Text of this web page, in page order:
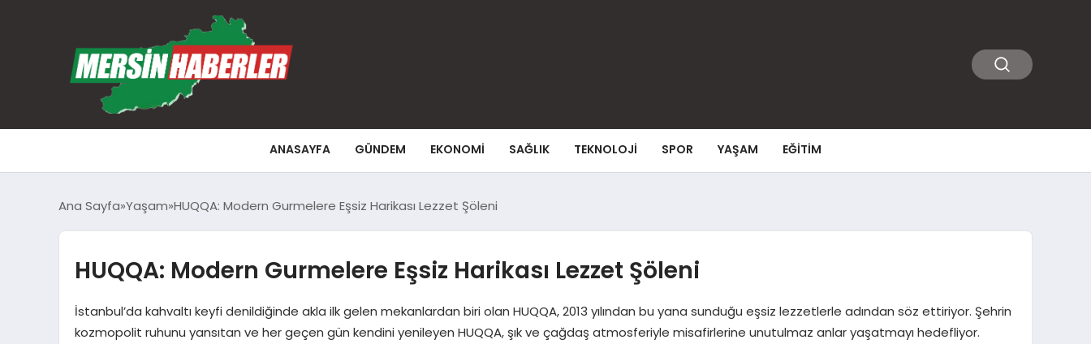
ANASAYFA GÜNDEM EKONOMI SAĞLIK TEKNOLOJI SPOR YAŞAM EĞITIM
Ana Sayfa Yaşam HUQQA: Modern Gurmelere Eşsiz Harikası Lezzet Şöleni
HUQQA: Modern Gurmelere Eşsiz Harikası Lezzet Şöleni
İstanbul’da kahvaltı keyfi denildiğinde akla ilk gelen mekanlardan biri olan HUQQA, 2013 yılından bu yana sunduğu eşsiz lezzetlerle adından söz ettiriyor. Şehrin
kozmopolit ruhunu yansıtan ve her geçen gün kendini yenileyen HUQQA, şık ve çağdaş atmosferiyle misafirlerine unutulmaz anlar yaşatmayı hedefliyor.